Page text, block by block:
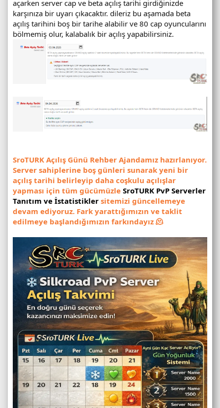
açarken server cap ve beta açılış tarihi girdiğinizde
karşınıza bir uyarı çıkacaktır. dileriz bu aşamada beta
açılış tarihini boş bir tarihe alabilir ve 80 cap oyuncularını
bölmemiş olur, kalabalık bir açılış yapabilirsiniz.
SroTURK Açılış Günü Rehber Ajandamız hazırlanıyor.
Server sahiplerine boş günleri sunarak yeni bir
açılış tarihi belirleyip daha coşkulu açılışlar
yapması için tüm gücümüzle SroTURK PvP Serverler
Tanıtım ve İstatistikler sitemizi güncellemeye
devam ediyoruz. Fark yarattığımızın ve taklit
edilmeye başlandığımızın farkındayız 🫠